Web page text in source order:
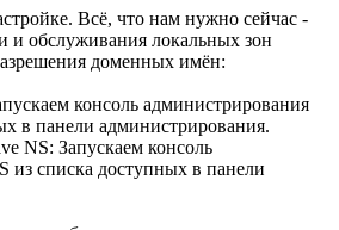
Всё, что нам нужно сейчас -
и обслуживания локальных зон
доменных имён:
NS: Запускаем консоль
из списка доступных в панели